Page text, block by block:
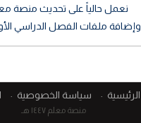
نعمل حالياً على تحديث منصة
وإضافة ملفات الفصل الدراسي الأول
الرئيسية سياسة الخصوصية
منصة معلم ١٤٤٧ هـ